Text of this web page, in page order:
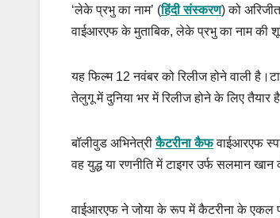
‘लेके प्रभु का नाम’ (हिंदी संस्करण) को
वाईआरएफ के मुताबिक, लेके प्रभु का नाम की
यह फिल्म 12 नवंबर को रिलीज होने वाली
तेलुगू में दुनिया भर में रिलीज होने के लिए तैयार
बॉलीवुड अभिनेत्रीकैटरीना कैफवाईआरएफ
वह युद्ध या रणनीति में टाइगर उर्फ सलमान खान
वाईआरएफ ने जोया के रूप में कैटरीना के एकल